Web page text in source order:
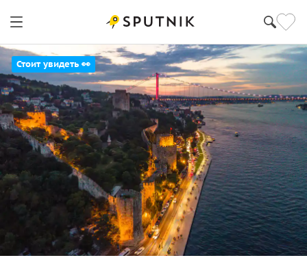
Стоит увидеть 👀